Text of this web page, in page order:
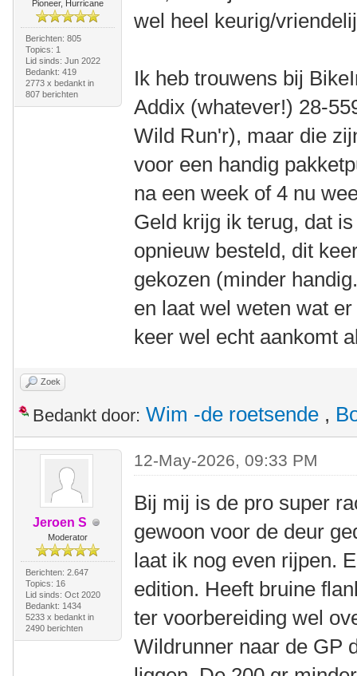
Pioneer, Hurricane
Berichten: 805
Topics: 1
Lid sinds: Jun 2022
Bedankt: 419
2773 x bedankt in
807 berichten
wel heel keurig/
Ik heb trouwens bij
Addix (whatever!) 28-
Wild Run'r), maar die
voor een handig
na een week of 4 nu
Geld krijg ik terug, dat
opnieuw besteld, dit
gekozen (minder
en laat wel weten wat
keer wel echt aankomt
Zoek
Bedankt door: Wim -de roetsende ,
Jeroen S
Moderator
Berichten: 2.647
Topics: 16
Lid sinds: Oct 2020
Bedankt: 1434
5233 x bedankt in
2490 berichten
12-May-2026, 09:33 PM
Bij mij is de pro super
gewoon voor de deur
laat ik nog even rijpen.
edition. Heeft bruine
ter voorbereiding wel
Wildrunner naar de GP